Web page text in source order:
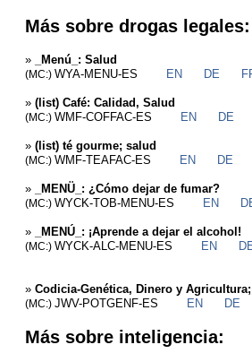
Más sobre drogas legales:
» _Menú_: Salud
(MC:) WYA-MENU-ES EN DE
» (list) Café: Calidad, Salud
(MC:) WMF-COFFAC-ES EN DE
» (list) té gourme; salud
(MC:) WMF-TEAFAC-ES EN DE
» _MENÜ_: ¿Cómo dejar de fumar?
(MC:) WYCK-TOB-MENU-ES EN
» _MENÚ_: ¡Aprende a dejar el alcohol!
(MC:) WYCK-ALC-MENU-ES EN
» Codicia-Genética, Dinero y
(MC:) JWV-POTGENF-ES EN DE
Más sobre inteligencia: